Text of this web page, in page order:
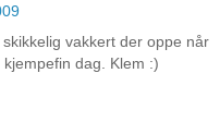
vakkert der oppe når
dag. Klem :)